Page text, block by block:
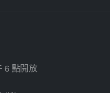
6 點開放